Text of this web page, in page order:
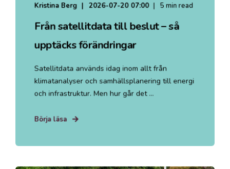
Kristina Berg 2026-07-20 07:00 5 min read
Från satellitdata till beslut – så
upptäcks förändringar
Satellitdata används idag inom allt från
klimatanalyser och samhällsplanering till energi
och infrastruktur. Men hur går det ...
Börja läsa